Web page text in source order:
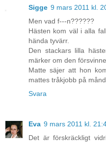
Sigge 9 mars 2011 kl.
Men vad f---n??????
Hästen kom väl i alla
hända tyvärr.
Den stackars lilla
märker om den
Matte säjer att hon
mattes tråkjobb på
Svara
Eva 9 mars 2011 kl.
Det är förskräckligt